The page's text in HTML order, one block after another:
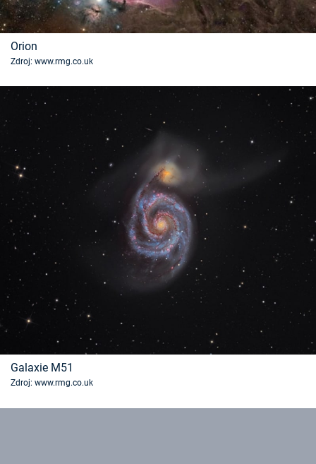
Orion
Zdroj: www.rmg.co.uk
Galaxie M51
Zdroj: www.rmg.co.uk